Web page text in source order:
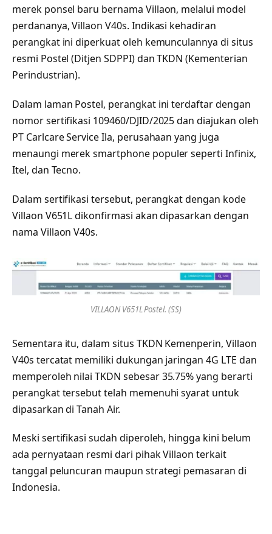
merek ponsel baru bernama Villaon, melalui model
perdananya, Villaon V40s. Indikasi kehadiran
perangkat ini diperkuat oleh kemunculannya di situs
resmi Postel (Ditjen SDPPI) dan TKDN (Kementerian
Perindustrian).
Dalam laman Postel, perangkat ini terdaftar dengan
nomor sertifikasi 109460/DJID/2025 dan diajukan oleh
PT Carlcare Service Ila, perusahaan yang juga
menaungi merek smartphone populer seperti Infinix,
Itel, dan Tecno.
Dalam sertifikasi tersebut, perangkat dengan kode
Villaon V651L dikonfirmasi akan dipasarkan dengan
nama Villaon V40s.
VILLAON V651L Postel. (SS)
Sementara itu, dalam situs TKDN Kemenperin, Villaon
V40s tercatat memiliki dukungan jaringan 4G LTE dan
memperoleh nilai TKDN sebesar 35.75% yang berarti
perangkat tersebut telah memenuhi syarat untuk
dipasarkan di Tanah Air.
Meski sertifikasi sudah diperoleh, hingga kini belum
ada pernyataan resmi dari pihak Villaon terkait
tanggal peluncuran maupun strategi pemasaran di
Indonesia.